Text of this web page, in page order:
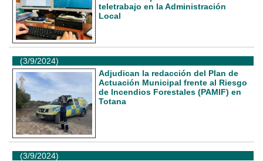
teletrabajo en la Administración
Local
(3/9/2024)
Adjudican la redacción del Plan de
Actuación Municipal frente al Riesgo
de Incendios Forestales (PAMIF) en
Totana
(3/9/2024)